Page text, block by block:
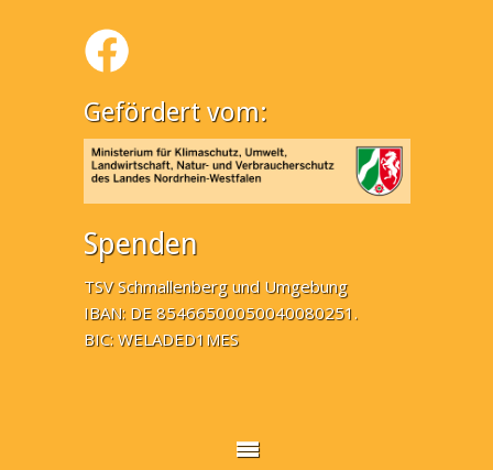
Gefördert vom:
Spenden
TSV Schmallenberg und Umgebung
IBAN: DE 85466500050040080251.
BIC: WELADED1MES